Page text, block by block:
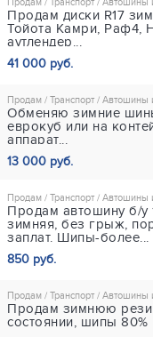
Продам диски R17
Тойота Камри, Раф4,
аутлендер...
41 000 руб.
Продам / Транспорт / Автошины
Обменяю зимние
еврокуб или на
аппарат...
13 000 руб.
Продам / Транспорт / Автошины
Продам автошину б/у
зимняя, без грыж,
заплат. Шипы-более...
850 руб.
Продам / Транспорт / Автошины
Продам зимнюю
состоянии, шипы 80%